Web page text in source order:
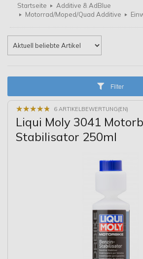
Startseite
Additive & AdBlue
Motorrad/Moped/Quad Additive
Filter
★★★★★
★★★★★ 6 ARTIKELBEWERTUNG(EN)
Liqui Moly 3041
Stabilisator 250ml